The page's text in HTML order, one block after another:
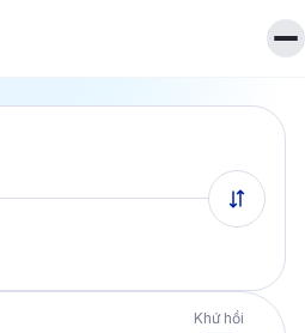
Khứ hồi